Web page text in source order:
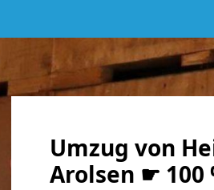
Umzug von
Arolsen ☛ 100